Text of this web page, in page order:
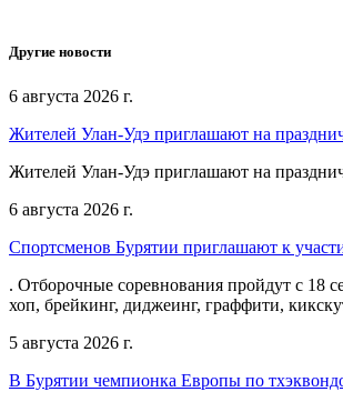
Другие новости
6 августа 2026 г.
Жителей Улан-Удэ приглашают на
Жителей Улан-Удэ приглашают на
6 августа 2026 г.
Спортсменов Бурятии приглашают к
. Отборочные соревнования пройдут с 18
хоп, брейкинг, диджеинг, граффити,
5 августа 2026 г.
В Бурятии чемпионка Европы по